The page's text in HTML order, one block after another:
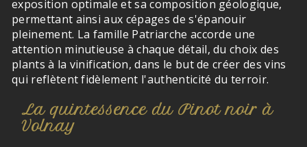
exposition optimale et sa composition géologique,
permettant ainsi aux cépages de s'épanouir
pleinement. La famille Patriarche accorde une
attention minutieuse à chaque détail, du choix des
plants à la vinification, dans le but de créer des vins
qui reflètent fidèlement l'authenticité du terroir.
La quintessence du Pinot noir à
Volnay